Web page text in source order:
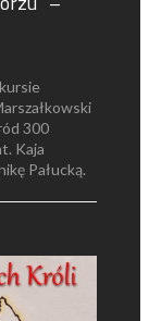
300
Kaja
Pałucką.